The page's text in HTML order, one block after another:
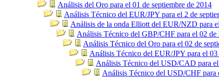
Análisis del Oro para el 01 de septiembre de 2014
Análisis Técnico del EUR/JPY para el 2 de
Análisis de la onda Elliott del EUR/NZD para
Análisis Técnico del GBP/CHF para el 02 de
Análisis Técnico del Oro para el 02 de
Análisis Técnico del EUR/JPY para el 03
Análisis Técnico del USD/CAD para el
Análisis Técnico del USD/CHF para